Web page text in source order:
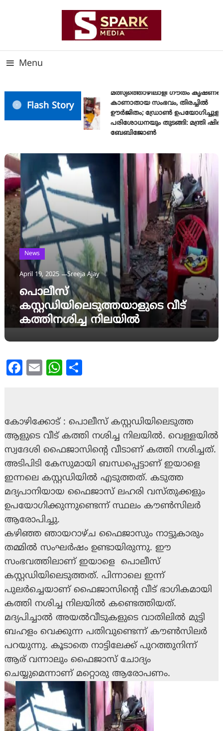
Menu
Flash Story
മത്സ്യത്തൊഴിലാളി ഗൗതം
കാണാതായ സംഭവം, തിരച്ചിൽ
ഊർജിതം; ഡ്രോണ്‍ ഉപയോഗിച്ചുള്ള
പരിശോധനയും തുടങ്ങി: മന്ത്രി ഷിബു
ബേബിജോണ്‍
News
April 19, 2025 Sreeja Ajay
പൊലീസ്
കസ്റ്റഡിയിലെടുത്തയാളുടെ വീട്
കത്തിനശിച്ച നിലയിൽ
Facebook
Email WhatsApp
കോഴിക്കോട് : പൊലീസ് കസ്റ്റഡിയിലെടുത്ത
ആളുടെ വീട് കത്തി നശിച്ച നിലയിൽ. വെള്ളയിൽ
സ്വദേശി ഫൈജാസിന്റെ വീടാണ് കത്തി നശിച്ചത്.
അടിപിടി കേസുമായി ബന്ധപ്പെട്ടാണ് ഇയാളെ
ഇന്നലെ കസ്റ്റഡിയിൽ എടുത്തത്. കടുത്ത
മദ്യപാനിയായ ഫൈജാസ് ലഹരി വസ്തുക്കളും
ഉപയോഗിക്കുന്നുണ്ടെന്ന് സ്ഥലം കൗൺസില‍ർ
ആരോപിച്ചു.
കഴിഞ്ഞ ഞായറാഴ്ച ഫൈജാസും നാട്ടുകാരും
തമ്മിൽ സംഘർഷം ഉണ്ടായിരുന്നു. ഈ
സംഭവത്തിലാണ് ഇയാളെ  പൊലീസ്
കസ്റ്റഡിയിലെടുത്തത്. പിന്നാലെ ഇന്ന്
പുലർച്ചെയാണ് ഫൈജാസിൻ്റെ വീട് ഭാഗികമായി
കത്തി നശിച്ച നിലയിൽ കണ്ടെത്തിയത്.
മദ്യപിച്ചാൽ അയൽവീടുകളുടെ വാതിലിൽ മുട്ടി
ബഹളം വെക്കുന്ന പതിവുണ്ടെന്ന് കൗൺസിലർ
പറയുന്നു. കൂടാതെ നാട്ടിലേക്ക് പുറത്തുനിന്ന്
ആര് വന്നാലും ഫൈജാസ് ചോദ്യം
ചെയ്യുമെന്നാണ് മറ്റൊരു ആരോപണം.